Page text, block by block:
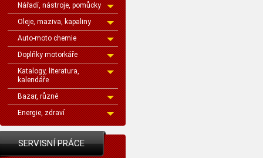
Nářadí, nástroje, pomůcky
Oleje, maziva, kapaliny
Auto-moto chemie
Doplňky motorkáře
Katalogy, literatura,
kalendáře
Bazar, různé
Energie, zdraví
SERVISNÍ PRÁCE